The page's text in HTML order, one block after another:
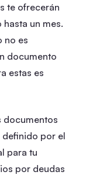
te ofrecerán
un mes.
no es
documento
estas es
documentos
definido por el
para tu
por deudas